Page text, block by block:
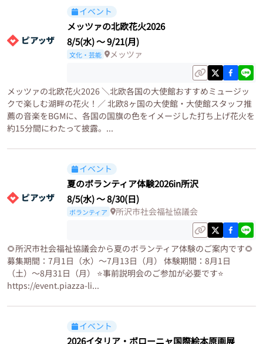
イベント
メッツァの北欧花火2026
8/5(水)〜9/21(月)
文化・芸能 メッツァ
メッツァの北欧花火2026 ＼北欧各国の大使館おすすめミュージッ
クで楽しむ湖畔の花火！／ 北欧8ヶ国の大使館・大使館スタッフ推
薦の音楽をBGMに、各国の国旗の色をイメージした打ち上げ花火を
約15分間にわたって披露。...
イベント
夏のボランティア体験2026in所沢
8/5(水)〜8/30(日)
ボランティア 所沢市社会福祉協議会
🌻所沢市社会福祉協議会から夏のボランティア体験のご案内です🌻
募集期間：7月1日（水）〜7月13日（月） 体験期間：8月1日
（土）〜8月31日（月） ⭐️事前説明会のご参加が必要です⭐️
https://event.piazza-li...
イベント
2026イタリア・ボローニャ国際絵本原画展